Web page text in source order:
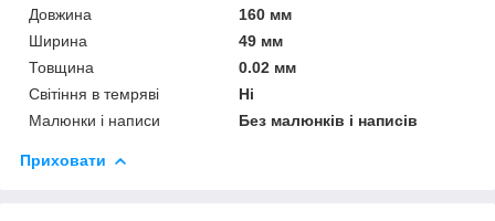
Довжина
160 мм
Ширина
49 мм
Товщина
0.02 мм
Світіння в темряві
Ні
Малюнки і написи
Без малюнків і написів
Приховати